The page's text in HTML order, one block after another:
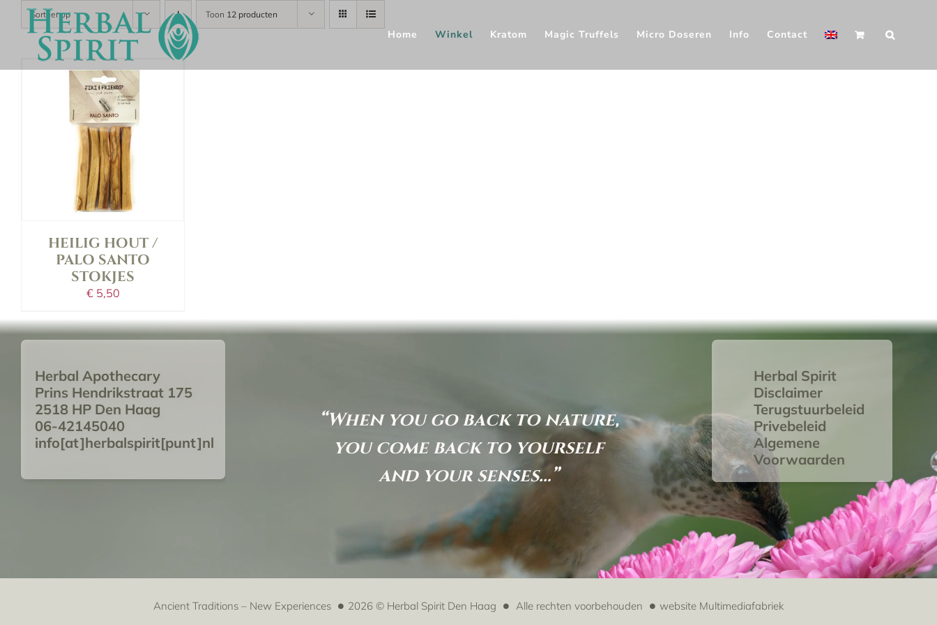
content
Home Winkel Kratom Magic Truffels Micro Doseren Info Contact
Sorteer op Toon 12 producten
in shopping bag
details
HEILIG HOUT /
PALO SANTO
STOKJES
€ 5,50
Herbal Apothecary
Prins Hendrikstraat 175
2518 HP Den Haag
06-42145040
info[at]herbalspirit[punt]nl
“When you go back to nature,
you come back to yourself
and your senses…”
Herbal Spirit
Disclaimer
Terugstuurbeleid
Privebeleid
Algemene
Voorwaarden
Ancient Traditions – New Experiences 2026 © Herbal Spirit Den Haag Alle rechten voorbehouden website Multimediafabriek